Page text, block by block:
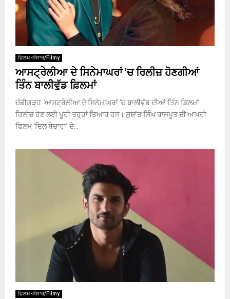
ਫਿਲਮ-ਸੰਸਾਰ/Filmy
ਆਸਟ੍ਰੇਲੀਆ ਦੇ ਸਿਨੇਮਾਘਰਾਂ ‘ਚ ਰਿਲੀਜ਼ ਹੋਣਗੀਆਂ
ਤਿੰਨ ਬਾਲੀਵੁੱਡ ਫ਼ਿਲਮਾਂ
ਚੰਡੀਗੜ੍ਹ: ਆਸਟ੍ਰੇਲੀਆ ਦੇ ਸਿਨੇਮਾਘਰਾਂ ‘ਚ ਬਾਲੀਵੁੱਡ ਦੀਆਂ ਤਿੰਨ ਫ਼ਿਲਮਾਂ
ਰਿਲੀਜ਼ ਹੋਣ ਲਈ ਪੂਰੀ ਤਰ੍ਹਾਂ ਤਿਆਰ ਹਨ। ਸੁਸ਼ਾਂਤ ਸਿੰਘ ਰਾਜਪੂਤ ਦੀ ਆਖ਼ਰੀ
ਫਿਲਮ ‘ਦਿਲ ਬੇਚਾਰਾ’ ਦੇ...
ਫਿਲਮ-ਸੰਸਾਰ/Filmy